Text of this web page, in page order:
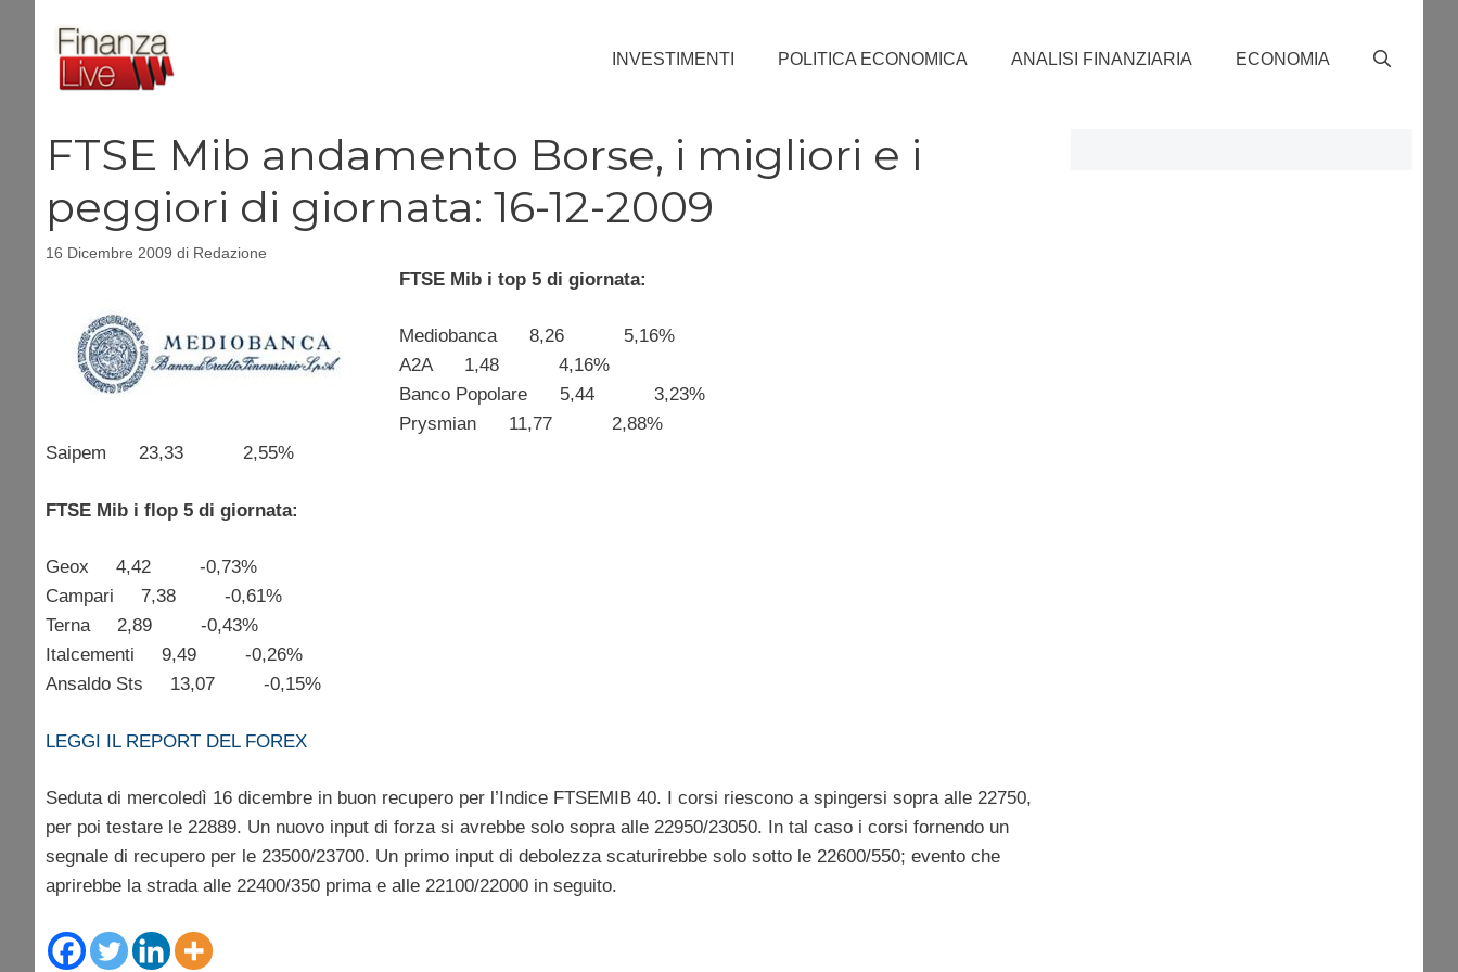
contenuto
INVESTIMENTI POLITICA ECONOMICA ANALISI FINANZIARIA ECONOMIA
FTSE Mib andamento Borse, i migliori e i
peggiori di giornata: 16-12-2009
16 Dicembre 2009 di Redazione
FTSE Mib i top 5 di giornata:
Mediobanca 8,26 5,16%
A2A 1,48 4,16%
Banco Popolare 5,44 3,23%
Prysmian 11,77 2,88%
Saipem 23,33 2,55%
FTSE Mib i flop 5 di giornata:
Geox 4,42 -0,73%
Campari 7,38 -0,61%
Terna 2,89 -0,43%
Italcementi 9,49 -0,26%
Ansaldo Sts 13,07 -0,15%
LEGGI IL REPORT DEL FOREX
Seduta di mercoledì 16 dicembre in buon recupero per l’Indice FTSEMIB 40. I corsi riescono a spingersi sopra alle 22750,
per poi testare le 22889. Un nuovo input di forza si avrebbe solo sopra alle 22950/23050. In tal caso i corsi fornendo un
segnale di recupero per le 23500/23700. Un primo input di debolezza scaturirebbe solo sotto le 22600/550; evento che
aprirebbe la strada alle 22400/350 prima e alle 22100/22000 in seguito.